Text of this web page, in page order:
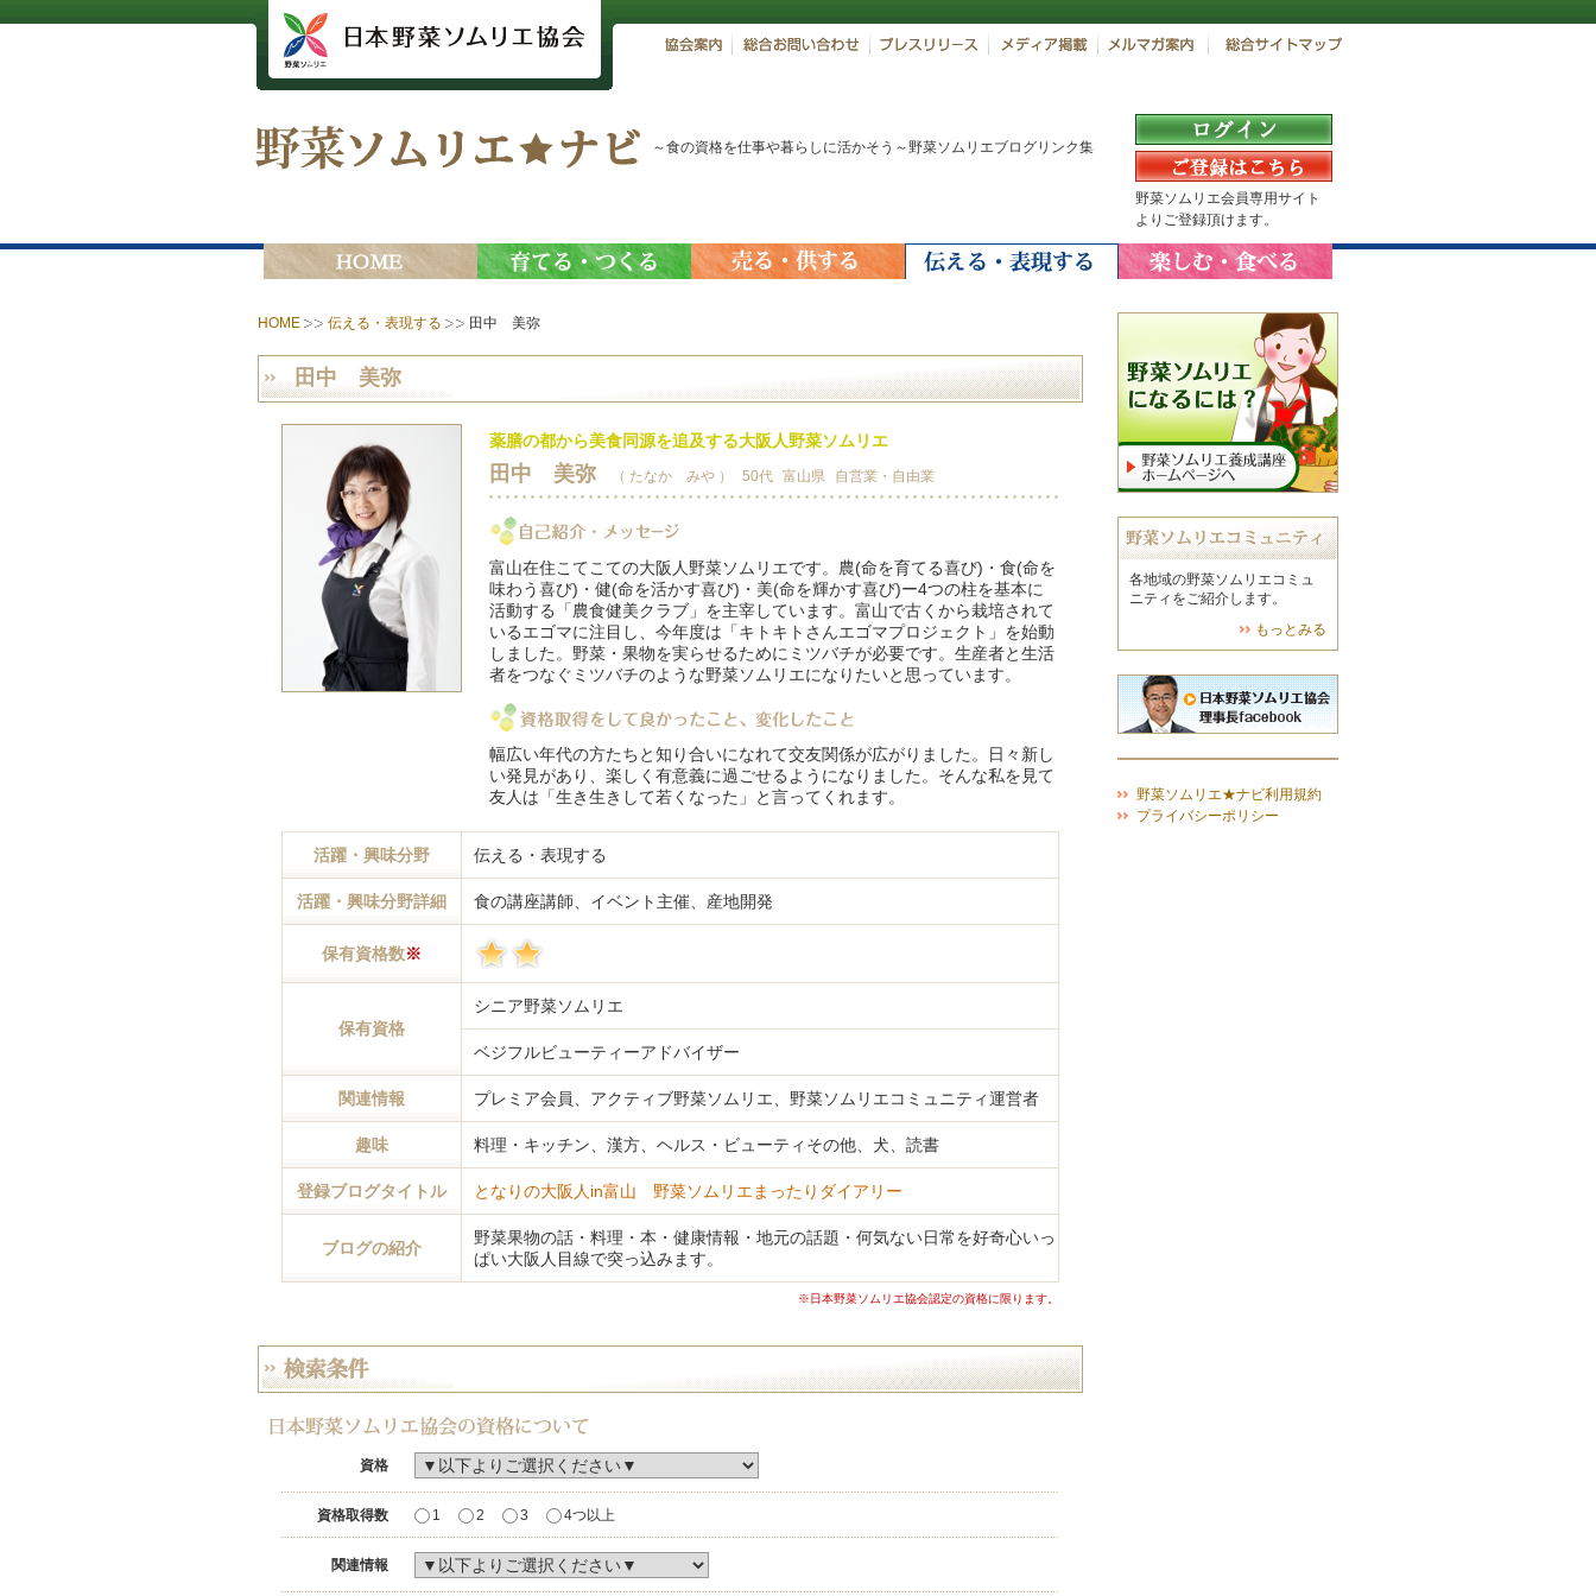
～食の資格を仕事や暮らしに活かそう～野菜ソムリエブログリンク集
野菜ソムリエ会員専用サイト
よりご登録頂けます。
HOME 伝える・表現する 田中 美弥
田中 美弥
薬膳の都から美食同源を追及する大阪人野菜ソムリエ
田中 美弥 （ たなか みや ） 50代 富山県 自営業・自由業
富山在住こてこての大阪人野菜ソムリエです。農(命を育てる喜び)・食(命を
味わう喜び)・健(命を活かす喜び)・美(命を輝かす喜び)ー4つの柱を基本に
活動する「農食健美クラブ」を主宰しています。富山で古くから栽培されて
いるエゴマに注目し、今年度は「キトキトさんエゴマプロジェクト」を始動
しました。野菜・果物を実らせるためにミツバチが必要です。生産者と生活
者をつなぐミツバチのような野菜ソムリエになりたいと思っています。
幅広い年代の方たちと知り合いになれて交友関係が広がりました。日々新し
い発見があり、楽しく有意義に過ごせるようになりました。そんな私を見て
友人は「生き生きして若くなった」と言ってくれます。
活躍・興味分野 伝える・表現する
活躍・興味分野詳細 食の講座講師、イベント主催、産地開発
保有資格数※
保有資格
シニア野菜ソムリエ
ベジフルビューティーアドバイザー
関連情報 プレミア会員、アクティブ野菜ソムリエ、野菜ソムリエコミュニティ運営者
趣味 料理・キッチン、漢方、ヘルス・ビューティその他、犬、読書
登録ブログタイトル となりの大阪人in富山 野菜ソムリエまったりダイアリー
ブログの紹介
野菜果物の話・料理・本・健康情報・地元の話題・何気ない日常を好奇心いっ
ぱい大阪人目線で突っ込みます。
※日本野菜ソムリエ協会認定の資格に限ります。
資格
資格取得数 1 2 3 4つ以上
関連情報
各地域の野菜ソムリエコミュ
ニティをご紹介します。
もっとみる
野菜ソムリエ★ナビ利用規約
プライバシーポリシー